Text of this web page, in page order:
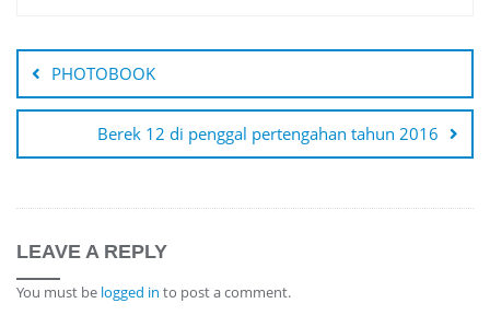
navigation
PHOTOBOOK
Berek 12 di penggal pertengahan tahun 2016
LEAVE A REPLY
You must be logged in to post a comment.